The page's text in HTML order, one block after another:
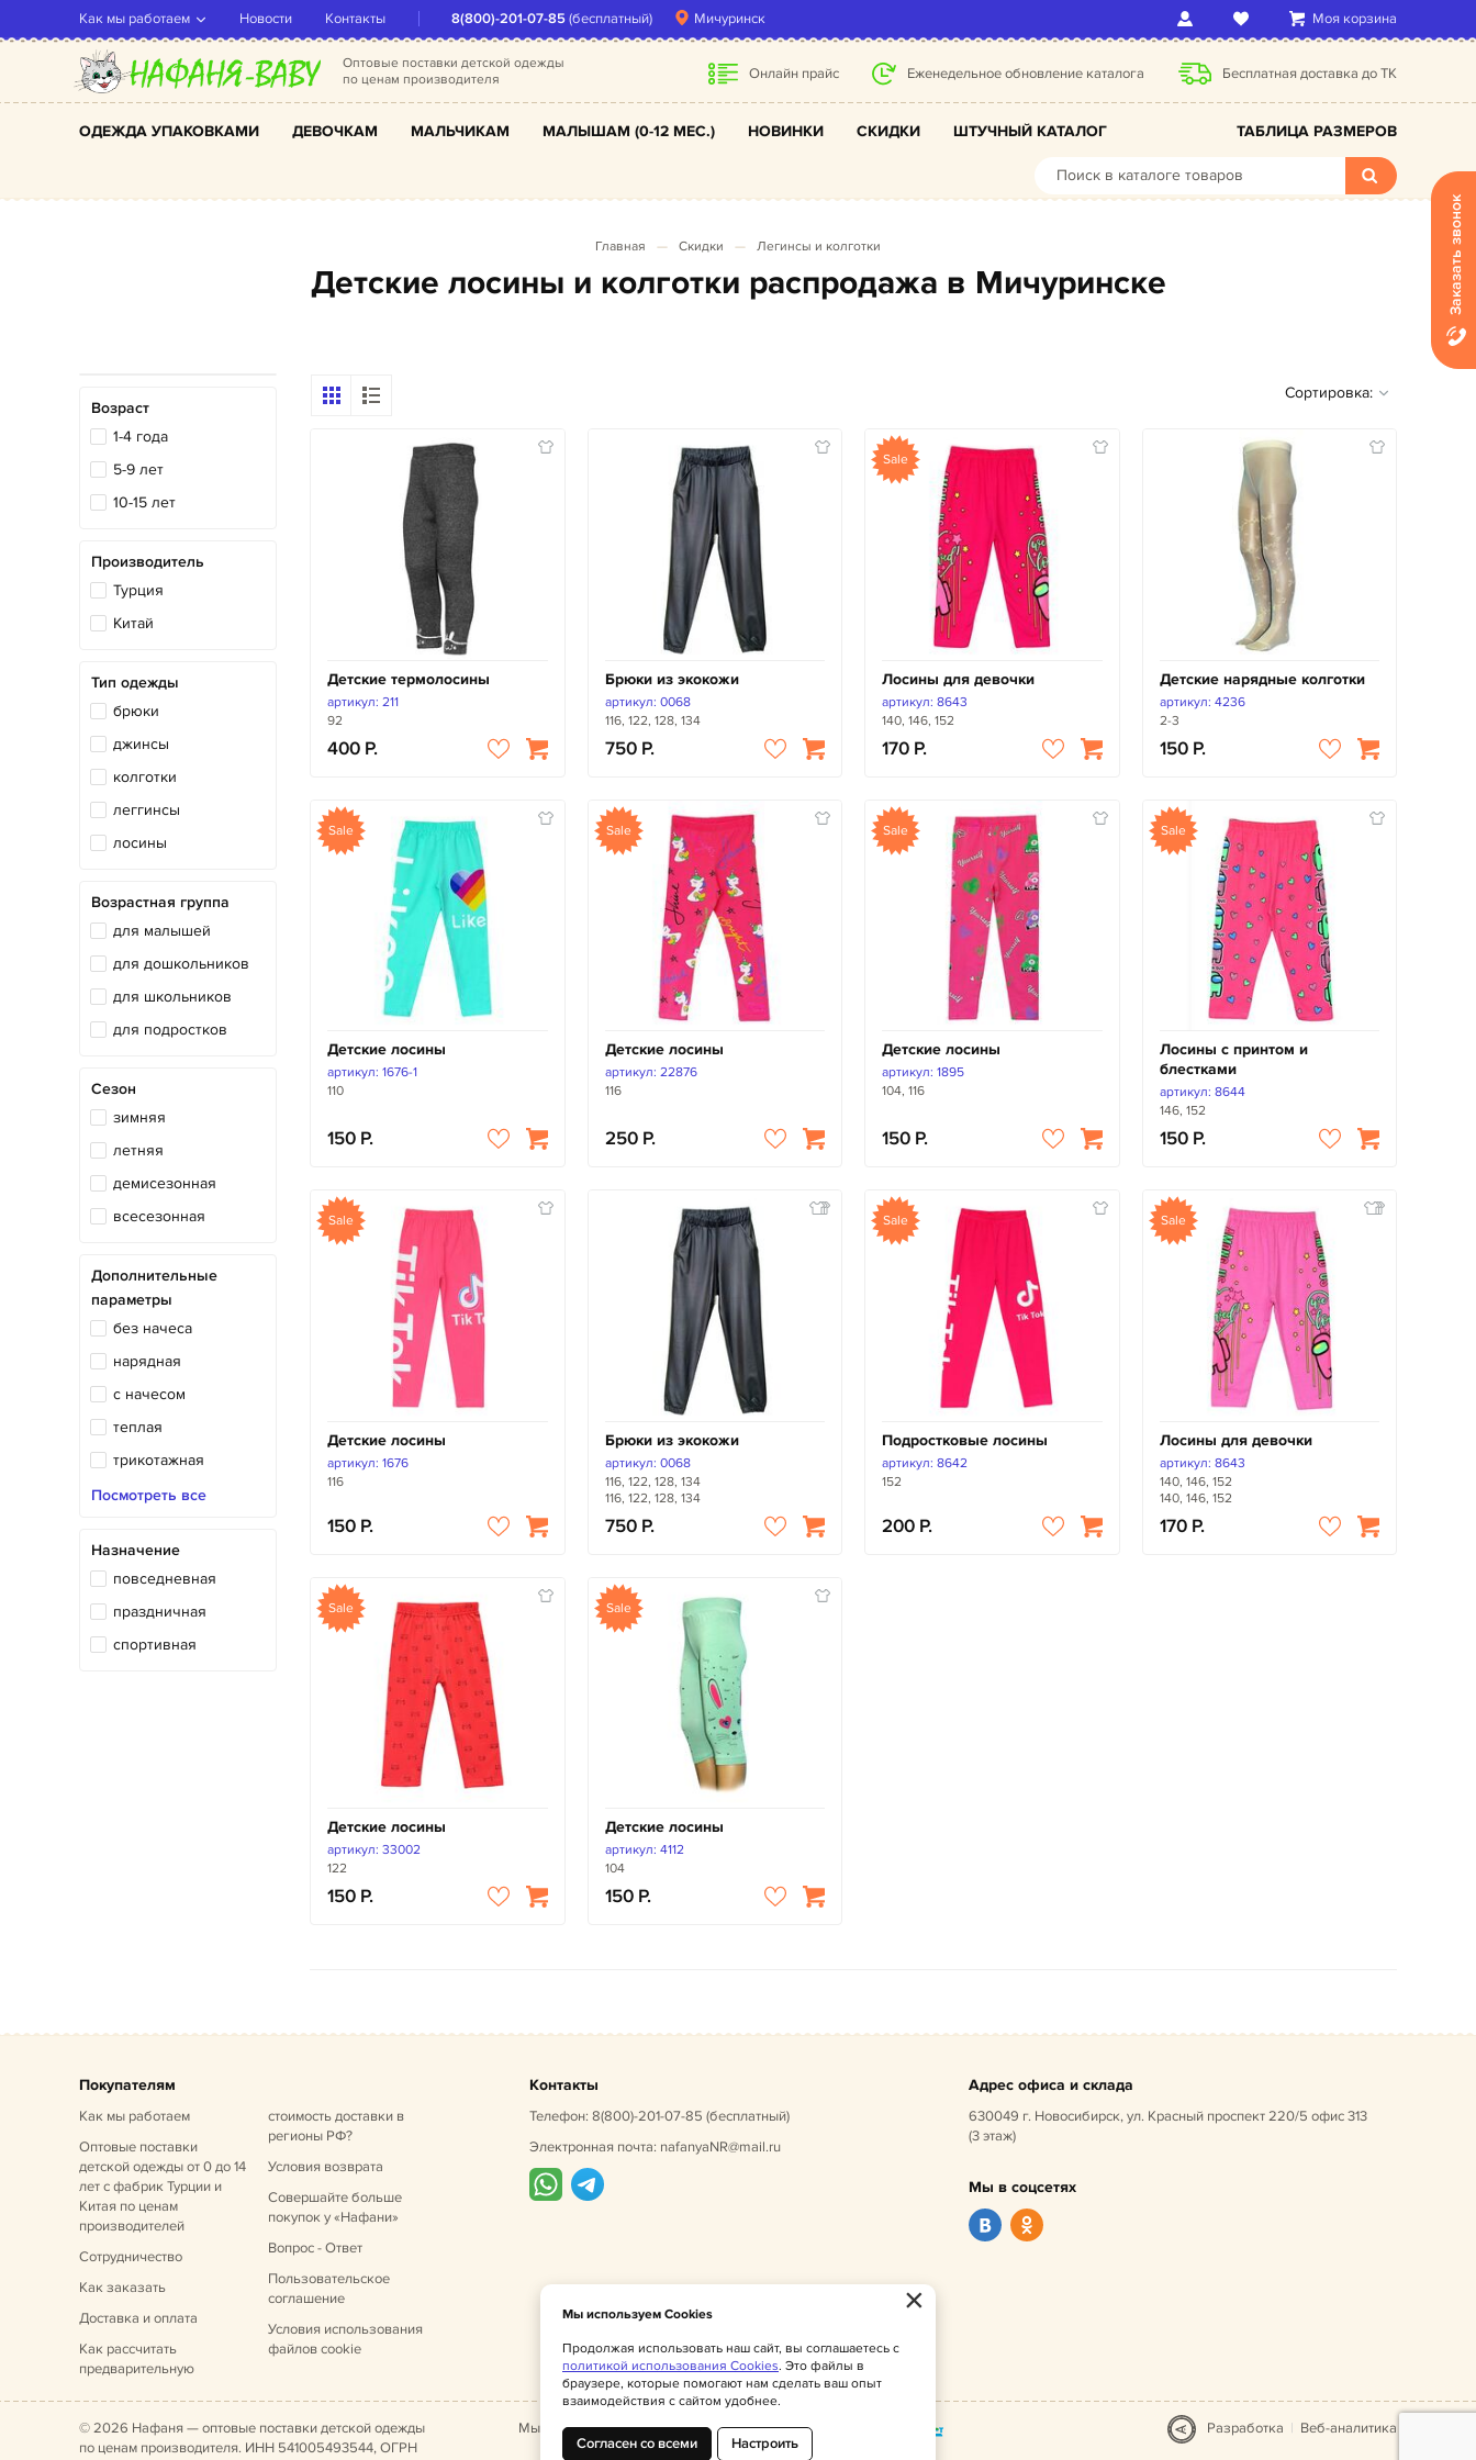
Моя корзина
Оптовые поставки детской одежды
по ценам производителя
Онлайн прайс Еженедельное обновление каталога Бесплатная доставка до ТК
ОДЕЖДА УПАКОВКАМИ ДЕВОЧКАМ МАЛЬЧИКАМ МАЛЫШАМ (0-12 МЕС.) НОВИНКИ СКИДКИ ШТУЧНЫЙ КАТАЛОГ ТАБЛИЦА РАЗМЕРОВ
Мичуринск
8(800)-201-07-85(бесплатный)
Как мы работаем Новости Контакты
Главная Скидки Легинсы и колготки
Детские лосины и колготки распродажа в Мичуринске
Возраст
1-4 года
5-9 лет
10-15 лет
Производитель
Турция
Китай
Тип одежды
брюки
джинсы
колготки
леггинсы
лосины
Возрастная группа
для малышей
для дошкольников
для школьников
для подростков
Сезон
зимняя
летняя
демисезонная
всесезонная
Дополнительные
параметры
без начеса
нарядная
с начесом
теплая
трикотажная
экокожа
Посмотреть все
Назначение
повседневная
праздничная
спортивная
Сортировка:
Детские термолосины
артикул: 211
92
400
Брюки из экокожи
артикул: 0068
116, 122, 128, 134
750
Sale
Лосины для девочки
артикул: 8643
140, 146, 152
170
Детские нарядные колготки
артикул: 4236
2-3
150
Sale
Детские лосины
артикул: 1676-1
110
150
Sale
Детские лосины
артикул: 22876
116
250
Sale
Детские лосины
артикул: 1895
104, 116
150
Sale
Лосины с принтом и
блестками
артикул: 8644
146, 152
150
Sale
Детские лосины
артикул: 1676
116
150
Брюки из экокожи
артикул: 0068
116, 122, 128, 134
116, 122, 128, 134
750
Sale
Подростковые лосины
артикул: 8642
152
200
Sale
Лосины для девочки
артикул: 8643
140, 146, 152
140, 146, 152
170
Sale
Детские лосины
артикул: 33002
122
150
Sale
Детские лосины
артикул: 4112
104
150
Покупателям
Как мы работаем
Оптовые поставки
детской одежды от 0 до 14
летс фабрик Турции и
Китая по ценам
производителей
Сотрудничество
Как заказать
Доставка и оплата
Как рассчитать
предварительную
стоимость доставки в
регионы РФ?
Условия возврата
Совершайте больше
покупок у «Нафани»
Вопрос - Ответ
Пользовательское
соглашение
Условия использования
файлов cookie
Контакты
Телефон: 8(800)-201-07-85 (бесплатный)
Электронная почта: nafanyaNR@mail.ru
Адрес офиса и склада
630049 г. Новосибирск, ул. Красный проспект 220/5 офис 313
(3 этаж)
Мы в соцсетях
© 2026 Нафаня — оптовые поставки детской одежды
по ценам производителя. ИНН 541005493544, ОГРН
Мы принимаем: Разработка | Веб-аналитика
×
Мы используем Cookies
Продолжая использовать наш сайт, вы соглашаетесь с
политикой использования Cookies. Это файлы в
браузере, которые помогают нам сделать ваш опыт
взаимодействия с сайтом удобнее.
Согласен со всеми Настроить
Заказать звонок